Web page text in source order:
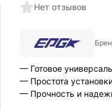
Нет отзывов
— Готовое
— Простота
— Прочность и